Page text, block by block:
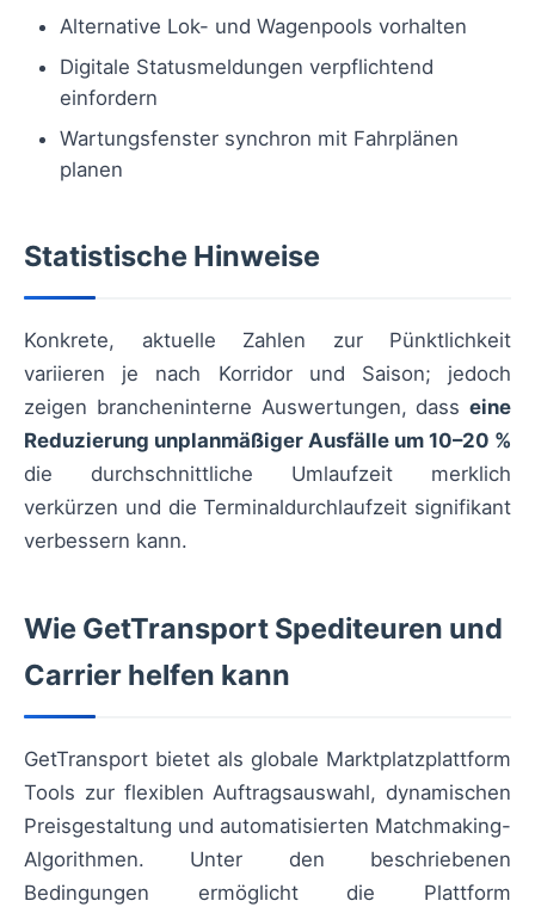
Alternative Lok- und Wagenpools vorhalten
Digitale Statusmeldungen verpflichtend
einfordern
Wartungsfenster synchron mit Fahrplänen
planen
Statistische Hinweise
Konkrete, aktuelle Zahlen zur Pünktlichkeit
variieren je nach Korridor und Saison; jedoch
zeigen brancheninterne Auswertungen, dass eine
Reduzierung unplanmäßiger Ausfälle um 10–20 %
die durchschnittliche Umlaufzeit merklich
verkürzen und die Terminaldurchlaufzeit signifikant
verbessern kann.
Wie GetTransport Spediteuren und
Carrier helfen kann
GetTransport bietet als globale Marktplatzplattform
Tools zur flexiblen Auftragsauswahl, dynamischen
Preisgestaltung und automatisierten Matchmaking-
Algorithmen. Unter den beschriebenen
Bedingungen ermöglicht die Plattform